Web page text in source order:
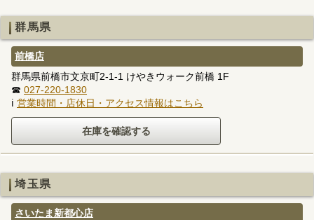
群馬県
前橋店
群馬県前橋市文京町2-1-1 けやきウォーク前橋 1F
☎ 027-220-1830
ℹ 営業時間・店休日・アクセス情報はこちら
埼玉県
さいたま新都心店